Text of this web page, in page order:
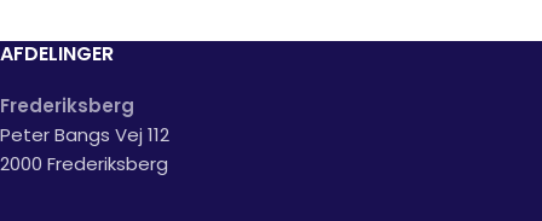
AFDELINGER
Frederiksberg
Peter Bangs Vej 112
2000 Frederiksberg